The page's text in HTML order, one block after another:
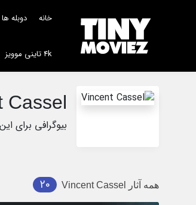
خانه دوبله
4k تاینی موویز
Cassel
بیوگرافی برای
همه آثار Vincent Cassel
20